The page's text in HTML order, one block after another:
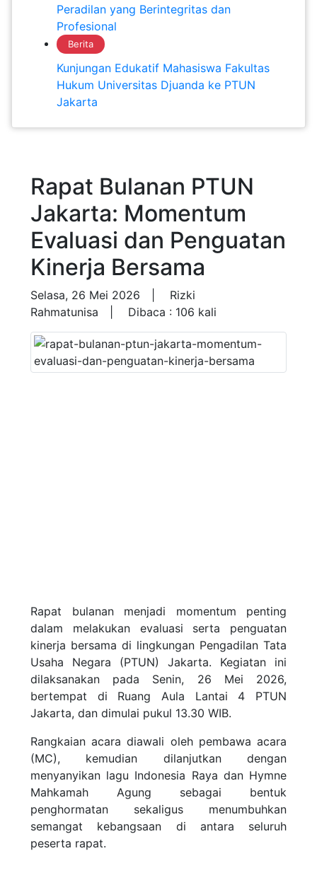
Peradilan yang Berintegritas dan
Profesional
Berita
Kunjungan Edukatif Mahasiswa Fakultas
Hukum Universitas Djuanda ke PTUN
Jakarta
Rapat Bulanan PTUN
Jakarta: Momentum
Evaluasi dan Penguatan
Kinerja Bersama
Selasa, 26 Mei 2026 |
Rizki
Rahmatunisa |
Dibaca : 106 kali
Rapat bulanan menjadi momentum penting
dalam melakukan evaluasi serta penguatan
kinerja bersama di lingkungan Pengadilan Tata
Usaha Negara (PTUN) Jakarta. Kegiatan ini
dilaksanakan pada Senin, 26 Mei 2026,
bertempat di Ruang Aula Lantai 4 PTUN
Jakarta, dan dimulai pukul 13.30 WIB.
Rangkaian acara diawali oleh pembawa acara
(MC), kemudian dilanjutkan dengan
menyanyikan lagu Indonesia Raya dan Hymne
Mahkamah Agung sebagai bentuk
penghormatan sekaligus menumbuhkan
semangat kebangsaan di antara seluruh
peserta rapat.